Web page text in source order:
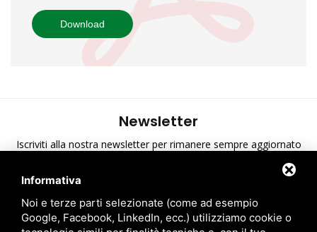
Download
Newsletter
Iscriviti alla nostra newsletter per rimanere sempre aggiornato
Ho preso visione dell'informativa sulla privacy
Informativa
Noi e terze parti selezionate (come ad esempio
Google, Facebook, LinkedIn, ecc.) utilizziamo cookie o